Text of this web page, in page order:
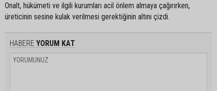
Onalt, hükümeti ve ilgili kurumları acil önlem almaya çağırırken,
üreticinin sesine kulak verilmesi gerektiğinin altını çizdi.
HABERE YORUM KAT